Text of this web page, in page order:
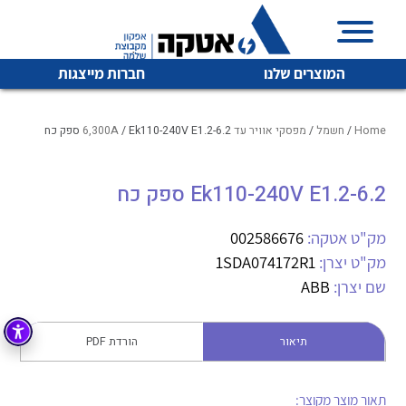
המוצרים שלנו חברות מייצגות
איכות | שרות | זמינות
והפצה של מוצרי
מיתוג, בקרה , ואינסטלציה חשמלית ופעילה ב7 תחומים:
חשמל
רובוטיקה ואוטומציה תעשייתית
Home
/ חשמל / מפסקי אוויר עד 6,300A/ Ek110-240V E1.2-6.2 ספק כח
Ek110-240V E1.2-6.2 ספק כח
מק"ט אטקה: 002586676
מק"ט יצרן: 1SDA074172R1
שם יצרן: ABB
תיאור הורדת PDF
תאור מוצר מקוצר: